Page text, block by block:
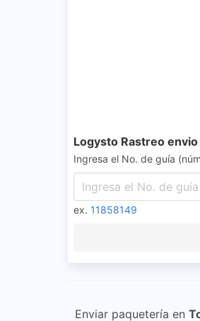
Logysto Rastreo
Ingresa el No. de guía
ex. 11858149
Enviar paquetería en